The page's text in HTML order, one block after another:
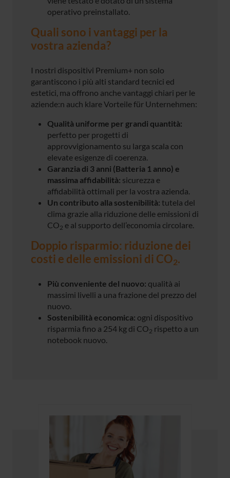
operativo preinstallato.
Quali sono i vantaggi per la
vostra azienda?
I nostri dispositivi Premium+ non solo
garantiscono i più alti standard tecnici ed
estetici, ma offrono anche vantaggi chiari per le
aziende:n auch klare Vorteile für Unternehmen:
Qualità uniforme per grandi quantità:
perfetto per progetti di
approvvigionamento su larga scala con
elevate esigenze di coerenza.
Garanzia di 3 anni (Batteria 1 anno) e
massima affidabilità: sicurezza e
affidabilità ottimali per la vostra azienda.
Un contributo alla sostenibilità: tutela del
clima grazie alla riduzione delle emissioni di
CO2 e al supporto dell’economia circolare.
Doppio risparmio: riduzione dei
costi e delle emissioni di CO2.
Più conveniente del nuovo: qualità ai
massimi livelli a una frazione del prezzo del
nuovo.
Sostenibilità economica: ogni dispositivo
risparmia fino a 254 kg di CO2 rispetto a un
notebook nuovo.